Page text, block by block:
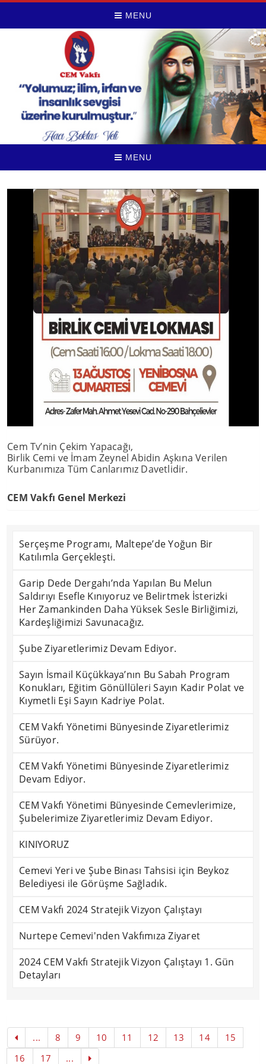
MENU
MENU
Cem Tv’nin Çekim Yapacağı,
Birlik Cemi ve İmam Zeynel Abidin Aşkına Verilen
Kurbanımıza Tüm Canlarımız Davetlidir.
CEM Vakfı Genel Merkezi
Serçeşme Programı, Maltepe’de Yoğun Bir
Katılımla Gerçekleşti.
Garip Dede Dergahı’nda Yapılan Bu Melun
Saldırıyı Esefle Kınıyoruz ve Belirtmek İsterizki
Her Zamankinden Daha Yüksek Sesle Birliğimizi,
Kardeşliğimizi Savunacağız.
Şube Ziyaretlerimiz Devam Ediyor.
Sayın İsmail Küçükkaya’nın Bu Sabah Program
Konukları, Eğitim Gönüllüleri Sayın Kadir Polat ve
Kıymetli Eşi Sayın Kadriye Polat.
CEM Vakfı Yönetimi Bünyesinde Ziyaretlerimiz
Sürüyor.
CEM Vakfı Yönetimi Bünyesinde Ziyaretlerimiz
Devam Ediyor.
CEM Vakfı Yönetimi Bünyesinde Cemevlerimize,
Şubelerimize Ziyaretlerimiz Devam Ediyor.
KINIYORUZ
Cemevi Yeri ve Şube Binası Tahsisi için Beykoz
Belediyesi ile Görüşme Sağladık.
CEM Vakfı 2024 Stratejik Vizyon Çalıştayı
Nurtepe Cemevi'nden Vakfımıza Ziyaret
2024 CEM Vakfı Stratejik Vizyon Çalıştayı 1. Gün
Detayları
... 8 9 10 11 12 13 14
15
16
17 ...